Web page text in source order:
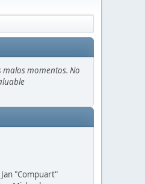
malos momentos. No
"Compuart"